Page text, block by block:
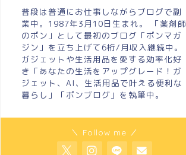
普段は普通にお仕事しながらブログで副
業中。1987年3月10日生まれ。 「薬剤師
のポン」として最初のブログ「ポンマガ
ジン」を立ち上げて6桁/月収入継続中。
ガジェットや生活用品を愛する効率化好
き「あなたの生活をアップグレード！ガ
ジェット、AI、生活用品で叶える便利な
暮らし」「ポンブログ」を執筆中。
＼ Follow me ／